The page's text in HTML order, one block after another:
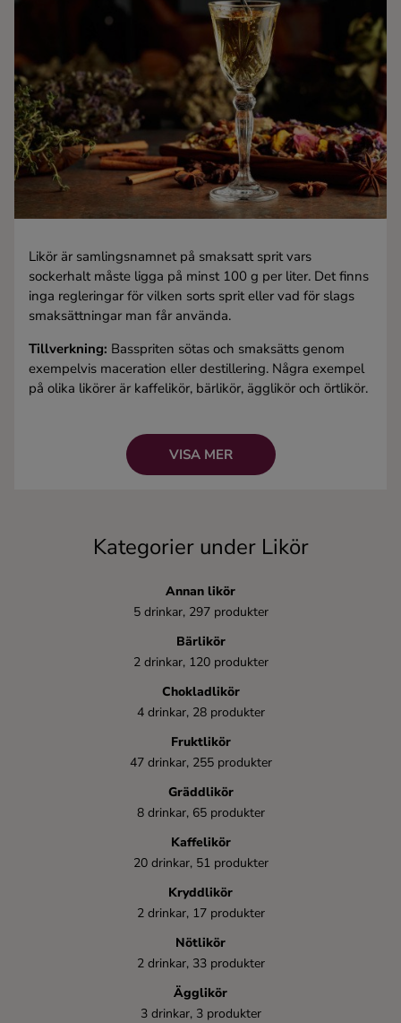
Konjak
Likör
Rom
Shots
Tequila
Vodka
Whisky
Likör är samlingsnamnet på smaksatt sprit vars
sockerhalt måste ligga på minst 100 g per liter. Det finns
inga regleringar för vilken sorts sprit eller vad för slags
smaksättningar man får använda.
Tillverkning: Basspriten sötas och smaksätts genom
exempelvis maceration eller destillering. Några exempel
på olika likörer är kaffelikör, bärlikör, ägglikör och örtlikör.
Rosa Pantern (Likör 43),
White Russian
Cosmopolitan(Cointreau)
VISA MER
Kategorier under Likör
Annan likör
5 drinkar, 297 produkter
Bärlikör
2 drinkar, 120 produkter
Chokladlikör
4 drinkar, 28 produkter
Fruktlikör
47 drinkar, 255 produkter
Gräddlikör
8 drinkar, 65 produkter
Kaffelikör
20 drinkar, 51 produkter
Kryddlikör
2 drinkar, 17 produkter
Nötlikör
2 drinkar, 33 produkter
Ägglikör
3 drinkar, 3 produkter